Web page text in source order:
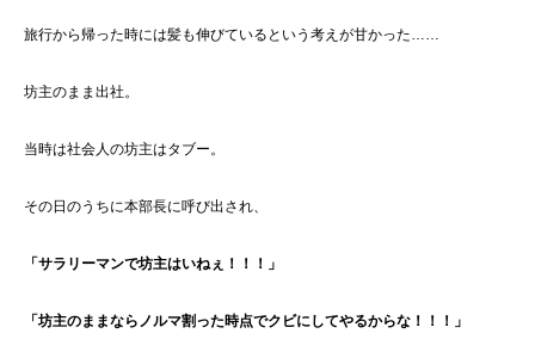
旅行から帰った時には髪も伸びているという考えが甘かった……
坊主のまま出社。
当時は社会人の坊主はタブー。
その日のうちに本部長に呼び出され、
「サラリーマンで坊主はいねぇ！！！」
「坊主のままならノルマ割った時点でクビにしてやるからな！！！」